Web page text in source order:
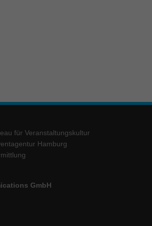
für Veranstaltungskultur
Hamburg
GmbH